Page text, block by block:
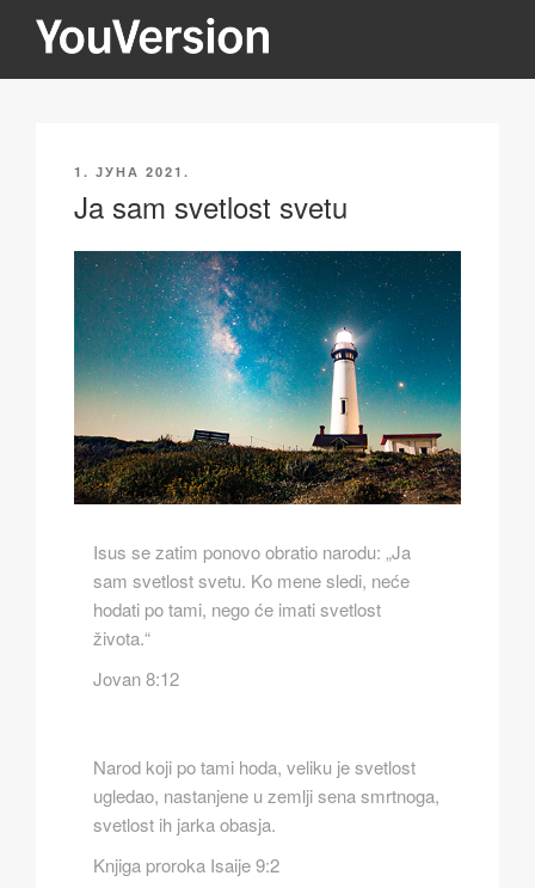
YOUVERSION
Seeking God every day.
ОБЈАВЉЕНО
1. ЈУНА 2021.
Ja sam svetlost svetu
Isus se zatim ponovo obratio narodu: „Ja
sam svetlost svetu. Ko mene sledi, neće
hodati po tami, nego će imati svetlost
života.“
Jovan 8:12
Narod koji po tami hoda, veliku je svetlost
ugledao, nastanjene u zemlji sena smrtnoga,
svetlost ih jarka obasja.
Knjiga proroka Isaije 9:2